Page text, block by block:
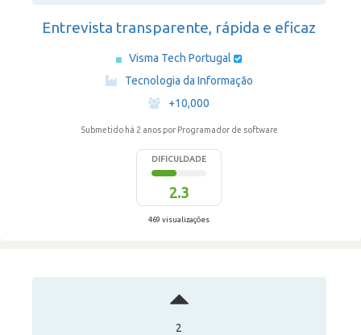
Entrevista transparente, rápida e eficaz
Visma Tech Portugal
Tecnologia da Informação
·
+10,000
Submetido há 2 anos por Programador de software
DIFICULDADE
2.3
469 visualizações
2